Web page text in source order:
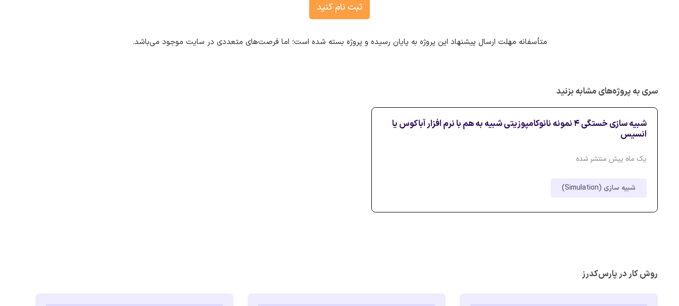
ثبت نام کنید
متأسفانه مهلت ارسال پیشنهاد این پروژه به پایان رسیده و پروژه بسته شده است؛ اما فرصت‌های متعددی در سایت موجود می‌باشد.
سری به پروژه‌های مشابه بزنید
شبیه سازی خستگی ۴ نمونه نانوکامپوزیتی شبیه به هم با نرم افزار آباکوس یا
انسیس
یک ماه پیش منتشر شده
شبیه سازی (Simulation)
روش کار در پارس‌کدرز